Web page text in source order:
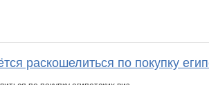
раскошелиться по покупку